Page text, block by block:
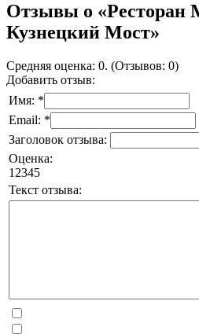
Отзывы о «Ресторан
Кузнецкий Мост»
Средняя оценка: 0. (Отзывов: 0)
Добавить отзыв:
Имя: *
Email: *
Заголовок отзыва:
Оценка:
1 2345
Текст отзыва: